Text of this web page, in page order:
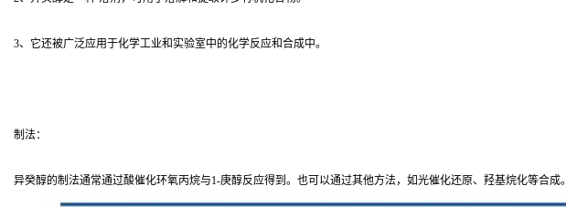
3、它还被广泛应用于化学工业和实验室中的化学反应和合成中。
制法：
异癸醇的制法通常通过酸催化环氧丙烷与1-庚醇反应得到。也可以通过其他方法，如光催化还原、羟基烷化等合成。